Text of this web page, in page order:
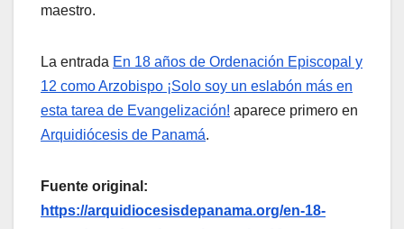
maestro.
La entrada En 18 años de Ordenación Episcopal y
12 como Arzobispo ¡Solo soy un eslabón más en
esta tarea de Evangelización! aparece primero en
Arquidiócesis de Panamá.
Fuente original:
https://arquidiocesisdepanama.org/en-18-